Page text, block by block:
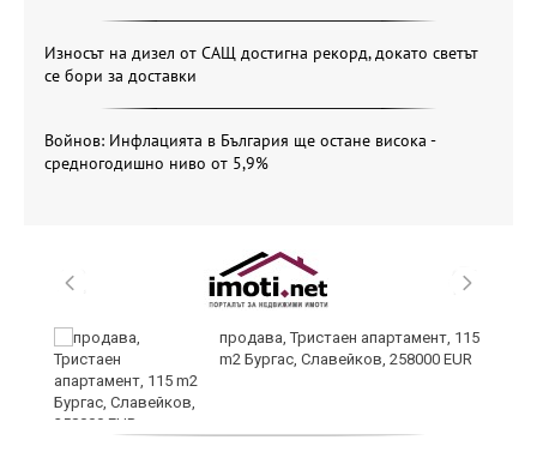
Износът на дизел от САЩ достигна рекорд, докато светът
се бори за доставки
Войнов: Инфлацията в България ще остане висока -
средногодишно ниво от 5,9%
продава, Тристаен апартамент, 115
m2 Бургас, Славейков, 258000 EUR